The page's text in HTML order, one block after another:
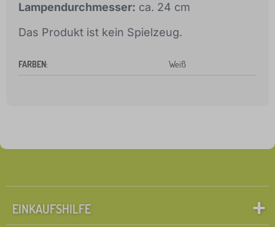
Lampendurchmesser: ca. 24 cm
Das Produkt ist kein Spielzeug.
FARBEN: Weiß
EINKAUFSHILFE